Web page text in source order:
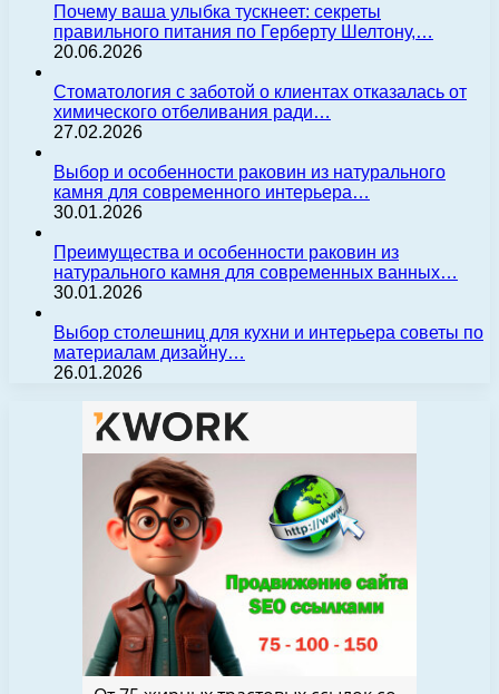
Почему ваша улыбка тускнеет: секреты
правильного питания по Герберту Шелтону,…
20.06.2026
Стоматология с заботой о клиентах отказалась от
химического отбеливания ради…
27.02.2026
Выбор и особенности раковин из натурального
камня для современного интерьера…
30.01.2026
Преимущества и особенности раковин из
натурального камня для современных ванных…
30.01.2026
Выбор столешниц для кухни и интерьера советы по
материалам дизайну…
26.01.2026